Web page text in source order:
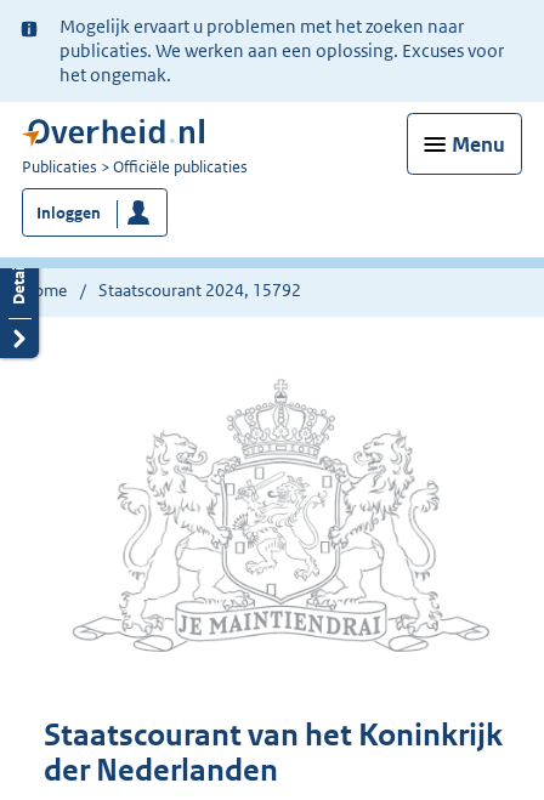
Ter
informatie:
Mogelijk ervaart u problemen met het zoeken naar
publicaties. We werken aan een oplossing. Excuses voor
het ongemak.
Menu
U
bent
nu
hier:
Publicaties Officiële publicaties
Inloggen
Home Staatscourant 2024, 15792
Staatscourant van het Koninkrijk
der Nederlanden